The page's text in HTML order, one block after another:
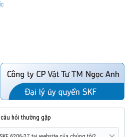
hỏi thường gặp